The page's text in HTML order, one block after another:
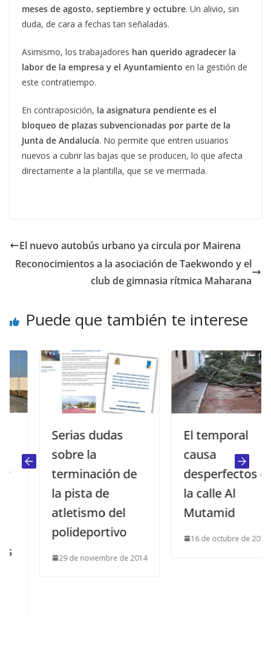
meses de agosto, septiembre y octubre. Un alivio, sin
duda, de cara a fechas tan señaladas.
Asimismo, los trabajadores han querido agradecer la
labor de la empresa y el Ayuntamiento en la gestión de
este contratiempo.
En contraposición, la asignatura pendiente es el
bloqueo de plazas subvencionadas por parte de la
Junta de Andalucía. No permite que entren usuarios
nuevos a cubrir las bajas que se producen, lo que afecta
directamente a la plantilla, que se ve mermada.
El nuevo autobús urbano ya circula por Mairena
Reconocimientos a la asociación de Taekwondo y el
club de gimnasia rítmica Maharana
Puede que también te interese
Serias dudas
sobre la
terminación de
la pista de
atletismo del
polideportivo
29 de noviembre de 2014
El temporal
causa
desperfectos en
la calle Al
Mutamid
16 de octubre de 2018